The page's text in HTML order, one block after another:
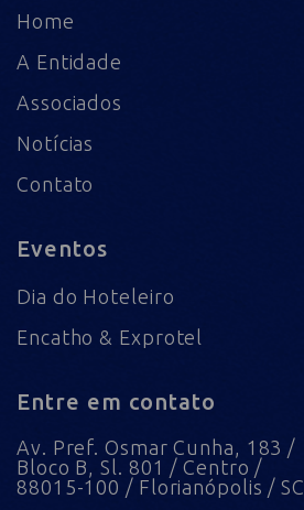
Home
A Entidade
Associados
Notícias
Contato
Eventos
Dia do Hoteleiro
Encatho & Exprotel
Entre em contato
Av. Pref. Osmar Cunha, 183 /
Bloco B, Sl. 801 / Centro /
88015-100 / Florianópolis / SC